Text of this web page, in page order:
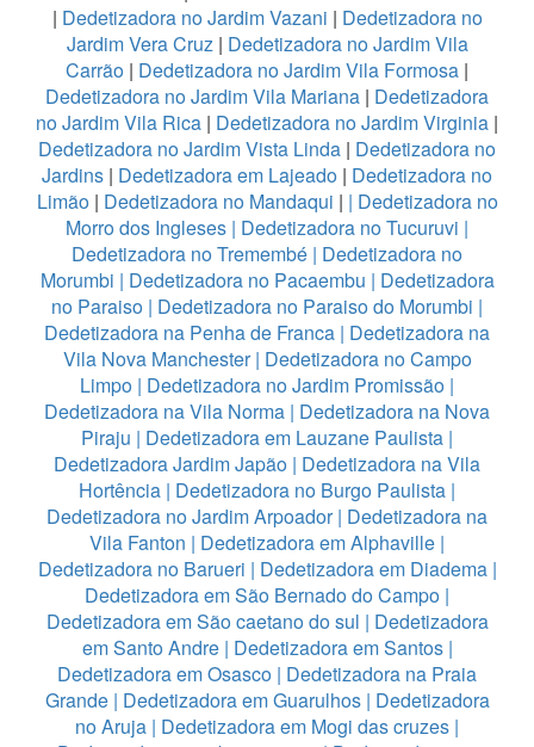
| Dedetizadora no Jardim Vazani | Dedetizadora no
Jardim Vera Cruz| Dedetizadora no Jardim Vila
Carrão | Dedetizadora no Jardim Vila Formosa |
Dedetizadora no Jardim Vila Mariana | Dedetizadora
no Jardim Vila Rica | Dedetizadora no Jardim Virginia |
Dedetizadora no Jardim Vista Linda | Dedetizadora no
Jardins | Dedetizadora em Lajeado | Dedetizadora no
Limão| Dedetizadora no Mandaqui | | Dedetizadora no
Morro dos Ingleses | Dedetizadora no Tucuruvi |
Dedetizadora no Tremembé | Dedetizadora no
Morumbi | Dedetizadora no Pacaembu | Dedetizadora
no Paraiso | Dedetizadora no Paraiso do Morumbi |
Dedetizadora na Penha de Franca | Dedetizadora na
Vila Nova Manchester| Dedetizadora no Campo
Limpo | Dedetizadora no Jardim Promissão |
Dedetizadora na Vila Norma | Dedetizadora na Nova
Piraju | Dedetizadora em Lauzane Paulista |
Dedetizadora Jardim Japão | Dedetizadora na Vila
Hortência | Dedetizadora no Burgo Paulista |
Dedetizadora no Jardim Arpoador| Dedetizadora na
Vila Fanton | Dedetizadora em Alphaville |
Dedetizadora no Barueri | Dedetizadora em Diadema|
Dedetizadora em São Bernado do Campo |
Dedetizadora em São caetano do sul | Dedetizadora
em Santo Andre| Dedetizadora em Santos|
Dedetizadora em Osasco | Dedetizadora na Praia
Grande| Dedetizadora em Guarulhos| Dedetizadora
no Aruja | Dedetizadora em Mogi das cruzes |